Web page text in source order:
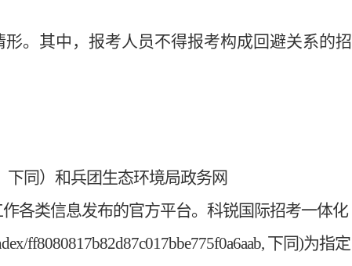
。其中，报考人员不得报考构成回避关系的招
下同）和兵团生态环境局政务网
各类信息发布的官方平台。科锐国际招考一体化
ff8080817b82d87c017bbe775f0a6aab, 下同)为指定